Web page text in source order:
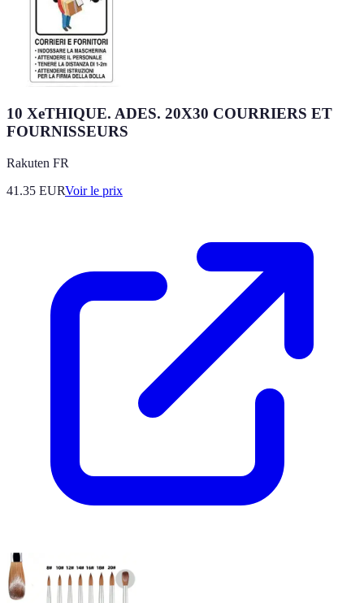
10 XeTHIQUE. ADES. 20X30 COURRIERS ET
FOURNISSEURS
Rakuten FR
41.35 EURVoir le prix